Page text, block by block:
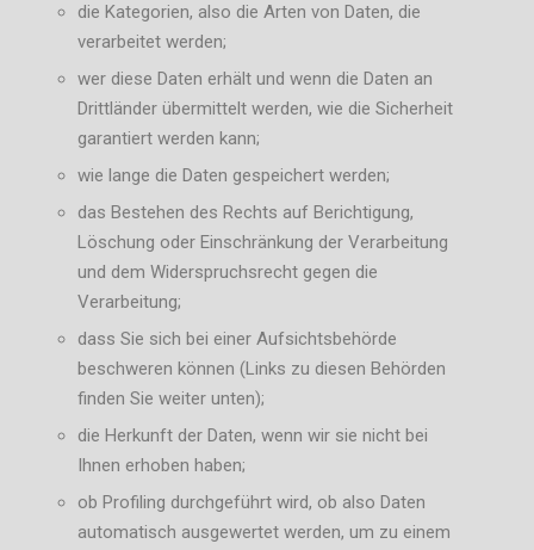
die Kategorien, also die Arten von Daten, die
verarbeitet werden;
wer diese Daten erhält und wenn die Daten an
Drittländer übermittelt werden, wie die Sicherheit
garantiert werden kann;
wie lange die Daten gespeichert werden;
das Bestehen des Rechts auf Berichtigung,
Löschung oder Einschränkung der Verarbeitung
und dem Widerspruchsrecht gegen die
Verarbeitung;
dass Sie sich bei einer Aufsichtsbehörde
beschweren können (Links zu diesen Behörden
finden Sie weiter unten);
die Herkunft der Daten, wenn wir sie nicht bei
Ihnen erhoben haben;
ob Profiling durchgeführt wird, ob also Daten
automatisch ausgewertet werden, um zu einem